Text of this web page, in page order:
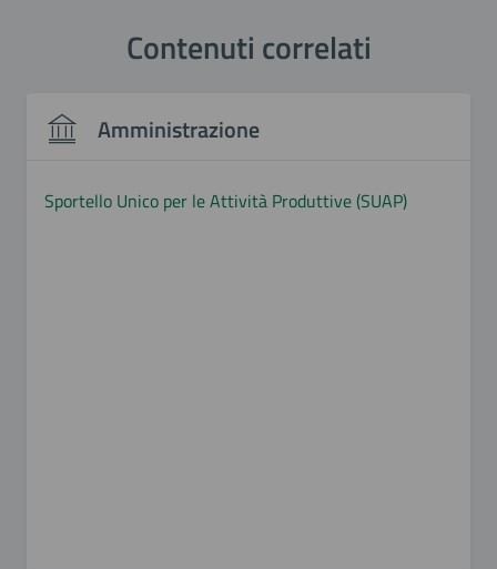
Contenuti correlati
Amministrazione
Sportello Unico per le Attività Produttive (SUAP)